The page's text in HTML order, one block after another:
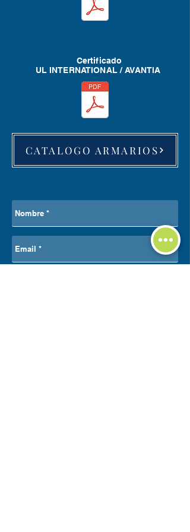
Certificado
UL INTERNATIONAL / AVANTIA
CATALOGO ARMARIOS